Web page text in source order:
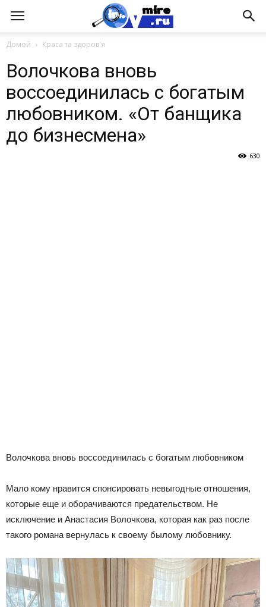
Домой Краса та здоров'я
Волочкова вновь
воссоединилась с богатым
любовником. «От банщика
до бизнесмена»
630
Волочкова вновь воссоединилась с богатым любовником
Мало кому нравится спонсировать невыгодные отношения,
которые еще и оборачиваются предательством. Не
исключение и Анастасия Волочкова, которая как раз после
такого романа вернулась к своему былому любовнику.